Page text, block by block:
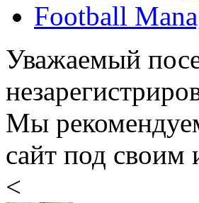
Football
Уважаемый
Мы
сайт под своим
<